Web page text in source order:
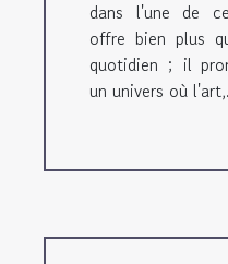
dans l'une de
offre bien plus
quotidien ; il
un univers où